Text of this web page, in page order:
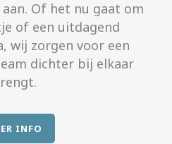
Of het nu gaat om
of een uitdagend
wij zorgen voor een
dichter bij elkaar
INFO